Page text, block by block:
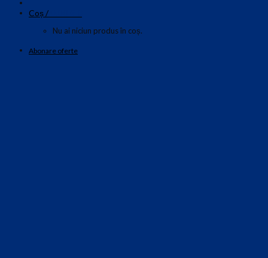
Coș /
Nu ai niciun produs în coș.
Abonare oferte